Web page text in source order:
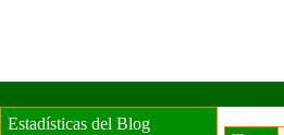
Estadísticas del Blog